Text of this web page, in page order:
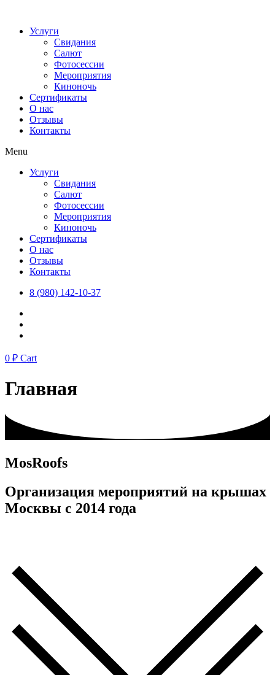
Услуги
Свидания
Салют
Фотосессии
Мероприятия
Киноночь
Сертификаты
О нас
Отзывы
Контакты
Menu
Услуги
Свидания
Салют
Фотосессии
Мероприятия
Киноночь
Сертификаты
О нас
Отзывы
Контакты
8 (980) 142-10-37
0 ₽ Cart
Главная
MosRoofs
Организация мероприятий на крышах
Москвы с 2014 года